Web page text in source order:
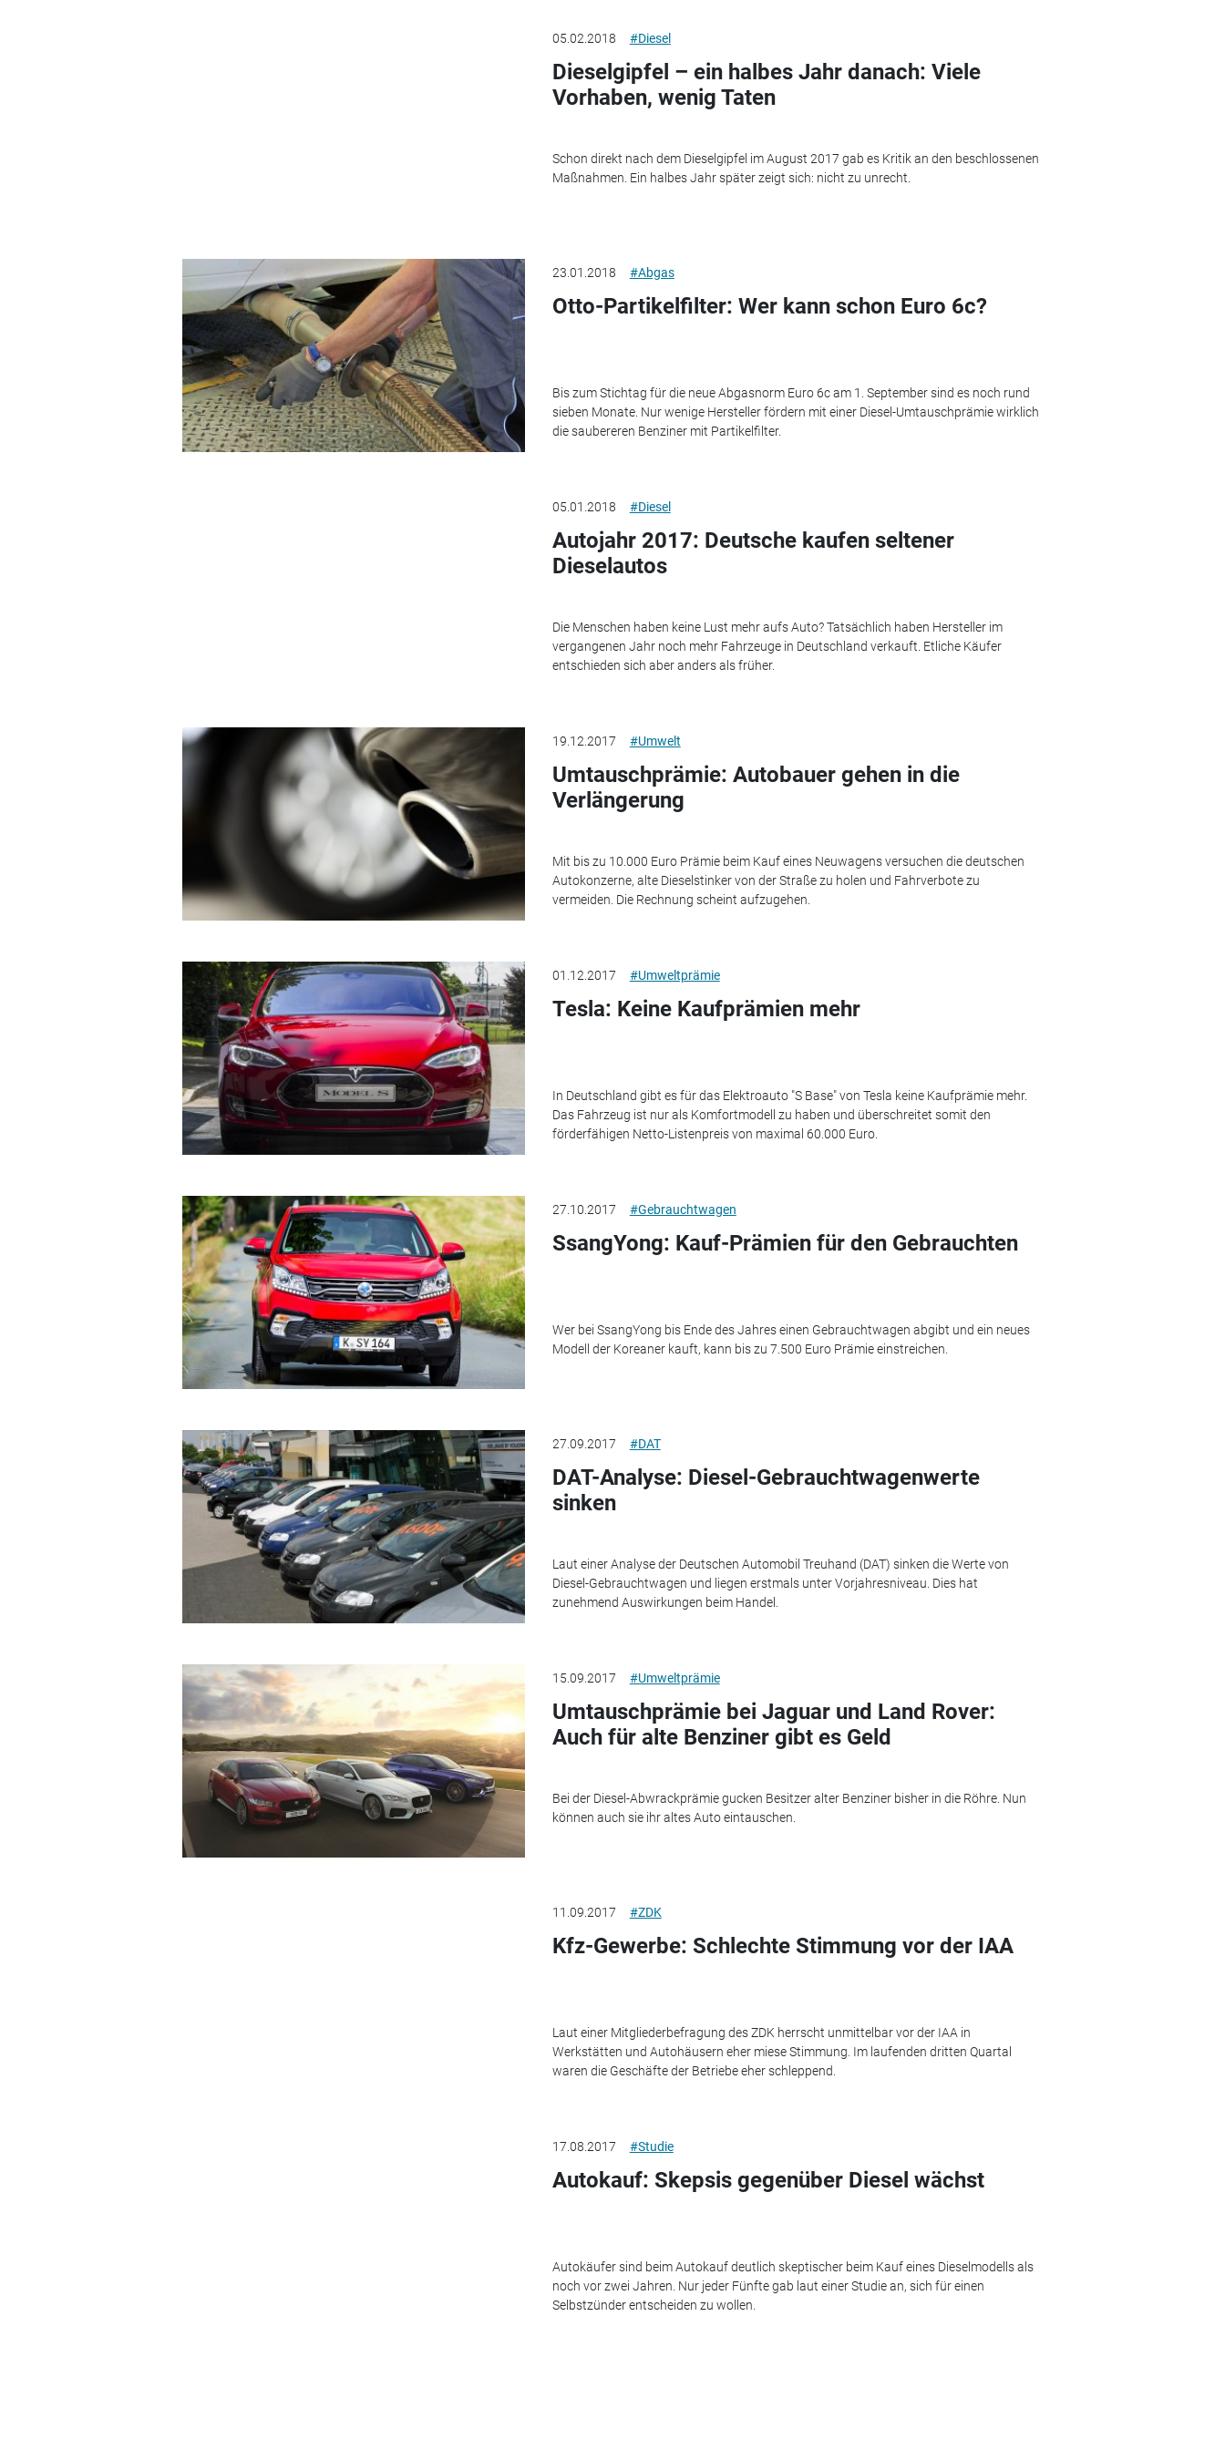
05.02.2018 #Diesel
Dieselgipfel – ein halbes Jahr danach: Viele
Vorhaben, wenig Taten
Schon direkt nach dem Dieselgipfel im August 2017 gab es Kritik an den beschlossenen
Maßnahmen. Ein halbes Jahr später zeigt sich: nicht zu unrecht.
23.01.2018 #Abgas
Otto-Partikelfilter: Wer kann schon Euro 6c?
Bis zum Stichtag für die neue Abgasnorm Euro 6c am 1. September sind es noch rund
sieben Monate. Nur wenige Hersteller fördern mit einer Diesel-Umtauschprämie wirklich
die saubereren Benziner mit Partikelfilter.
05.01.2018 #Diesel
Autojahr 2017: Deutsche kaufen seltener
Dieselautos
Die Menschen haben keine Lust mehr aufs Auto? Tatsächlich haben Hersteller im
vergangenen Jahr noch mehr Fahrzeuge in Deutschland verkauft. Etliche Käufer
entschieden sich aber anders als früher.
19.12.2017 #Umwelt
Umtauschprämie: Autobauer gehen in die
Verlängerung
Mit bis zu 10.000 Euro Prämie beim Kauf eines Neuwagens versuchen die deutschen
Autokonzerne, alte Dieselstinker von der Straße zu holen und Fahrverbote zu
vermeiden. Die Rechnung scheint aufzugehen.
01.12.2017 #Umweltprämie
Tesla: Keine Kaufprämien mehr
In Deutschland gibt es für das Elektroauto "S Base" von Tesla keine Kaufprämie mehr.
Das Fahrzeug ist nur als Komfortmodell zu haben und überschreitet somit den
förderfähigen Netto-Listenpreis von maximal 60.000 Euro.
27.10.2017 #Gebrauchtwagen
SsangYong: Kauf-Prämien für den Gebrauchten
Wer bei SsangYong bis Ende des Jahres einen Gebrauchtwagen abgibt und ein neues
Modell der Koreaner kauft, kann bis zu 7.500 Euro Prämie einstreichen.
27.09.2017 #DAT
DAT-Analyse: Diesel-Gebrauchtwagenwerte
sinken
Laut einer Analyse der Deutschen Automobil Treuhand (DAT) sinken die Werte von
Diesel-Gebrauchtwagen und liegen erstmals unter Vorjahresniveau. Dies hat
zunehmend Auswirkungen beim Handel.
15.09.2017 #Umweltprämie
Umtauschprämie bei Jaguar und Land Rover:
Auch für alte Benziner gibt es Geld
Bei der Diesel-Abwrackprämie gucken Besitzer alter Benziner bisher in die Röhre. Nun
können auch sie ihr altes Auto eintauschen.
11.09.2017 #ZDK
Kfz-Gewerbe: Schlechte Stimmung vor der IAA
Laut einer Mitgliederbefragung des ZDK herrscht unmittelbar vor der IAA in
Werkstätten und Autohäusern eher miese Stimmung. Im laufenden dritten Quartal
waren die Geschäfte der Betriebe eher schleppend.
17.08.2017 #Studie
Autokauf: Skepsis gegenüber Diesel wächst
Autokäufer sind beim Autokauf deutlich skeptischer beim Kauf eines Dieselmodells als
noch vor zwei Jahren. Nur jeder Fünfte gab laut einer Studie an, sich für einen
Selbstzünder entscheiden zu wollen.